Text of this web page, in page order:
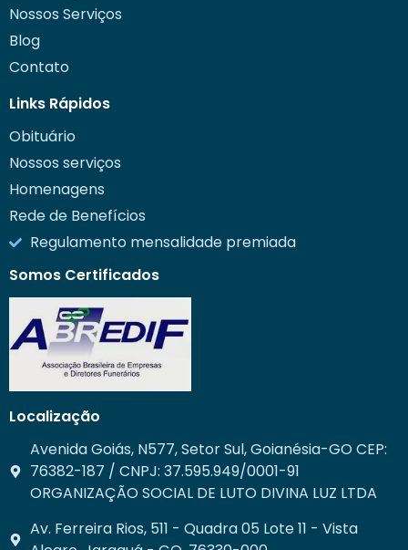
Nossos Serviços
Blog
Contato
Links Rápidos
Obituário
Nossos serviços
Homenagens
Rede de Benefícios
Regulamento mensalidade premiada
Somos Certificados
Localização
Avenida Goiás, N577, Setor Sul, Goianésia-GO CEP:
76382-187 / CNPJ: 37.595.949/0001-91
ORGANIZAÇÃO SOCIAL DE LUTO DIVINA LUZ LTDA
Av. Ferreira Rios, 511 - Quadra 05 Lote 11 - Vista